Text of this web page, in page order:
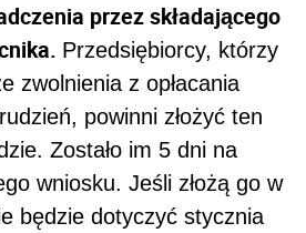
przez składającego
Przedsiębiorcy, którzy
zwolnienia z opłacania
powinni złożyć ten
Zostało im 5 dni na
wniosku. Jeśli złożą go w
będzie dotyczyć stycznia